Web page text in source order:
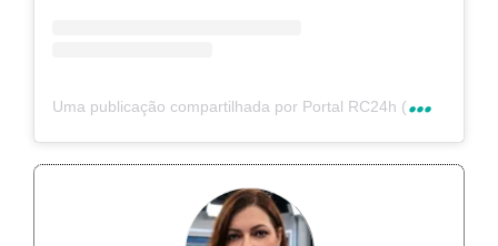
U
ma publicação compartilhada por Portal RC24h (@rc24hnoticias)